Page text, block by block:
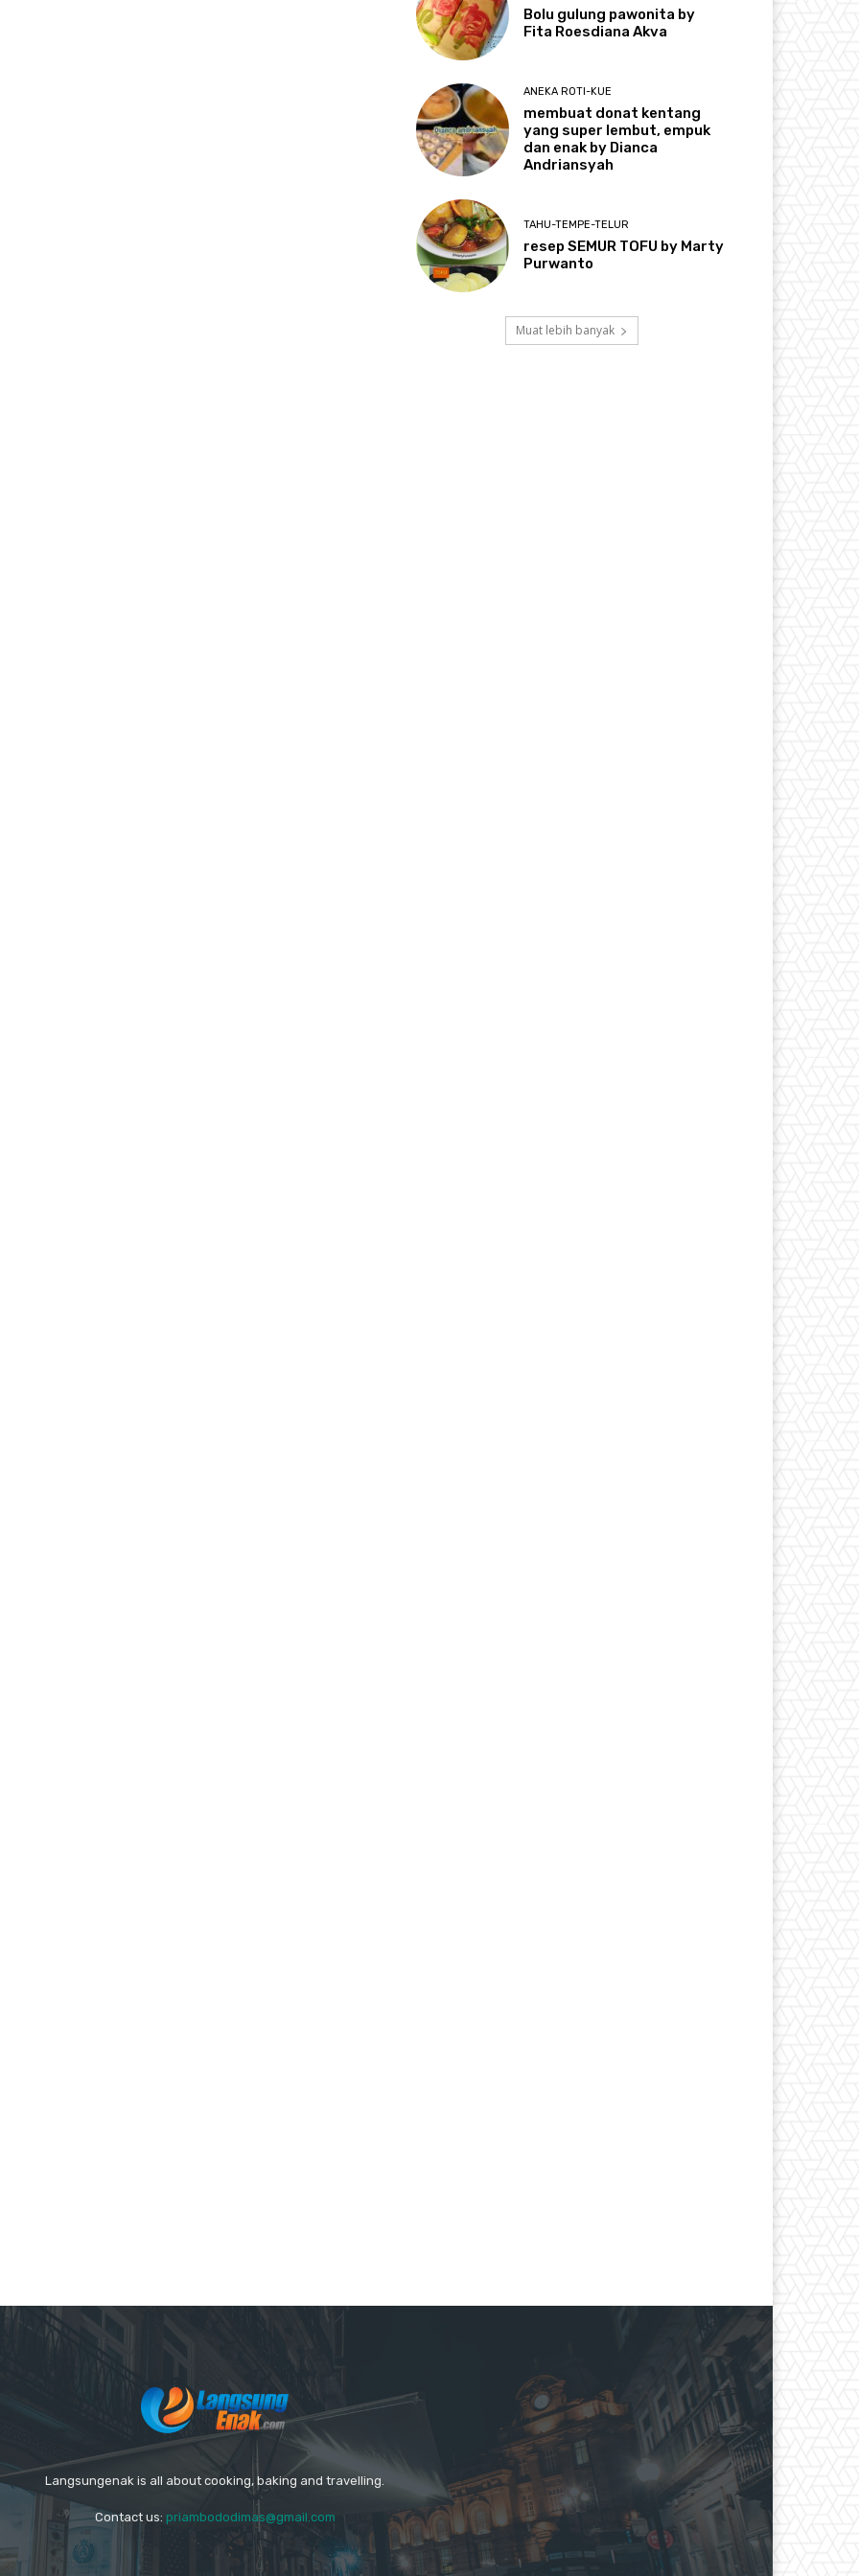
Bolu gulung pawonita by
Fita Roesdiana Akva
ANEKA ROTI-KUE
membuat donat kentang
yang super lembut, empuk
dan enak by Dianca
Andriansyah
TAHU-TEMPE-TELUR
resep SEMUR TOFU by Marty
Purwanto
Muat lebih banyak
Langsungenak is all about cooking, baking and travelling.
Contact us: priambododimas@gmail.com